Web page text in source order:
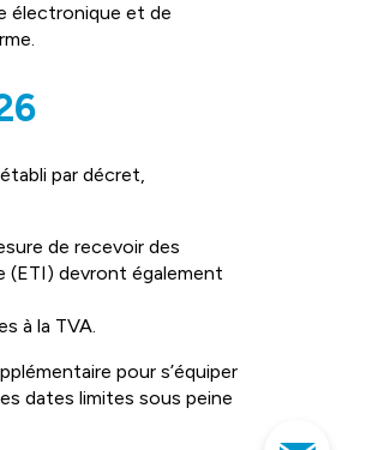
électronique et de
par décret,
de recevoir des
(ETI) devront également
à la TVA.
pour s’équiper
dates limites sous peine